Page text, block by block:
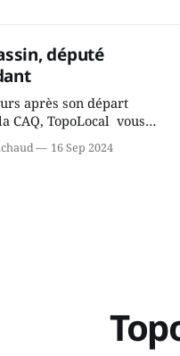
député
après son départ
CAQ, TopoLocal vous
avons causé de sa
16 Sep 2024